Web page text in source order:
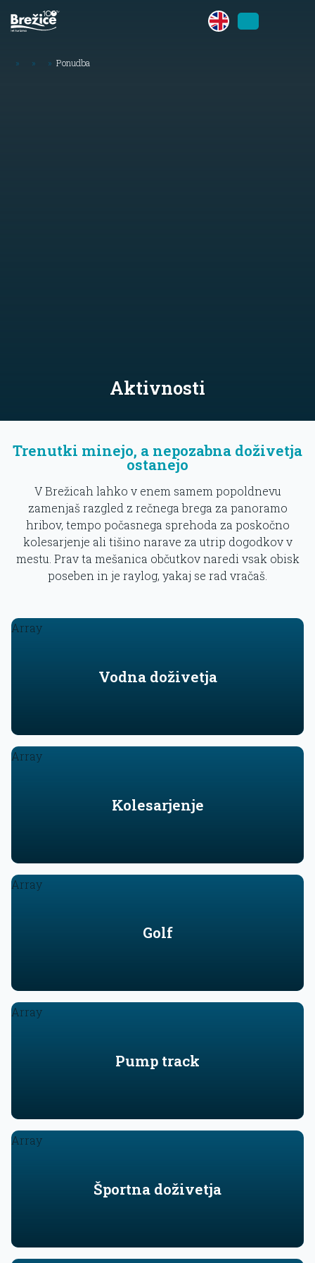
» » » Ponudba
Aktivnosti
Trenutki minejo, a nepozabna doživetja
ostanejo
V Brežicah lahko v enem samem popoldnevu
zamenjaš razgled z rečnega brega za panoramo
hribov, tempo počasnega sprehoda za poskočno
kolesarjenje ali tišino narave za utrip dogodkov v
mestu. Prav ta mešanica občutkov naredi vsak obisk
poseben in je raylog, yakaj se rad vračaš.
Vodna doživetja
Array
Kolesarjenje
Array
Golf
Array
Pump track
Array
Športna doživetja
Array